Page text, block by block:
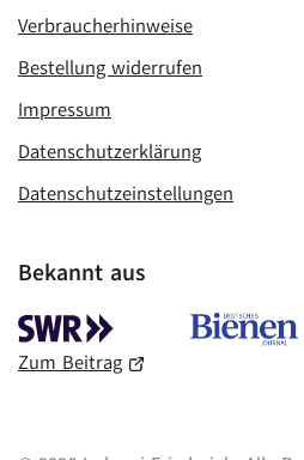
Verbraucherhinweise
Bestellung widerrufen
Impressum
Datenschutzerklärung
Datenschutzeinstellungen
Bekannt aus
Zum Beitrag